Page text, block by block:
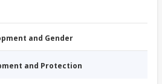
and Gender
and Protection